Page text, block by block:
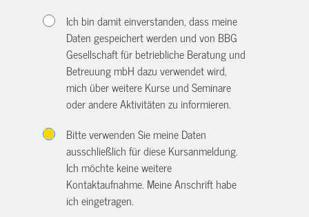
Ich bin damit einverstanden, dass meine
Daten gespeichert werden und von BBG
Gesellschaft für betriebliche Beratung und
Betreuung mbH dazu verwendet wird,
mich über weitere Kurse und Seminare
oder andere Aktivitäten zu informieren.
Bitte verwenden Sie meine Daten
ausschließlich für diese Kursanmeldung.
Ich möchte keine weitere
Kontaktaufnahme. Meine Anschrift habe
ich eingetragen.